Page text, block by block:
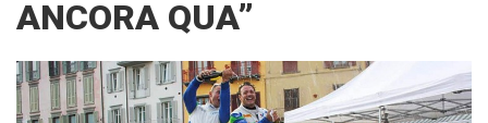
ANCORA QUA”